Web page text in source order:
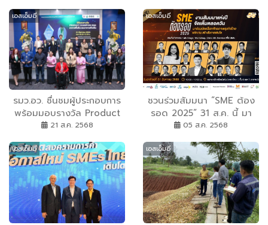
เอสเอ็มอี
รมว.อว. ชื่นชมผู้ประกอบการ
พร้อมมอบรางวัล Product
Champion อาหารพื้นถิ่นและ
ชัยภูมิ-มหาสารคาม-เลย
21 ส.ค. 2568
เอสเอ็มอี
ชวนร่วมสัมมนา “SME ต้อง
รอด 2025” 31 ส.ค. นี้ มา
ปลดล็อกศักยภาพธุรกิจไทย
05 ส.ค. 2568
เอสเอ็มอี เอสเอ็มอี